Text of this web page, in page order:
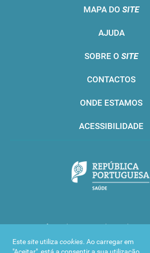
Estesite utiliza cookies. Ao carregar em
MAPA DO SITE
AJUDA
SOBRE O SITE
CONTACTOS
ONDE ESTAMOS
ACESSIBILIDADE
Infarmed © 2016. Todos os direitos